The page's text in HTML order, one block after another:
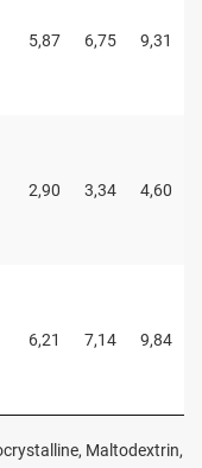
5,87 6,75 9,31
2,90 3,34 4,60
6,21 7,14 9,84
Maltodextrin,